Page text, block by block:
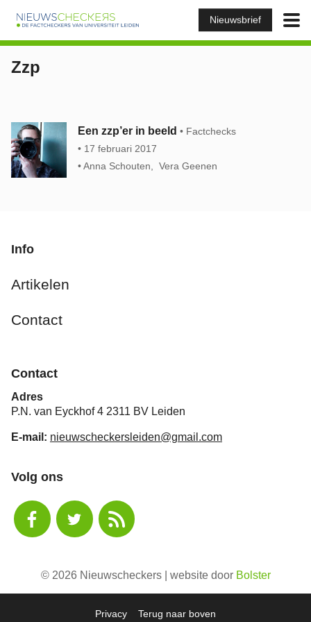
Nieuwsbrief
Zzp
Een zzp’er in beeld
Factchecks
17 februari 2017
Anna Schouten
Vera Geenen
Info
Artikelen
Contact
Contact
Adres
P.N. van Eyckhof 4 2311 BV Leiden
E-mail: nieuwscheckersleiden@gmail.com
Volg ons
© 2026 Nieuwscheckers | website door Bolster
Privacy Terug naar boven